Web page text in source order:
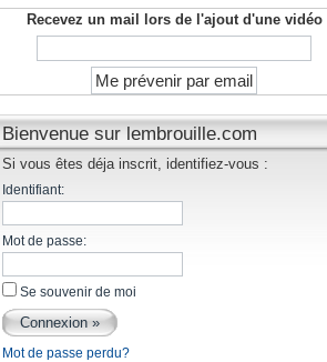
Recevez un mail lors de l'ajout d'une vidéo
Bienvenue sur lembrouille.com
Si vous êtes déja inscrit, identifiez-vous :
Identifiant:
Mot de passe:
Se souvenir de moi
Mot de passe perdu?